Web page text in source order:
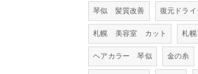
琴似 髪質改善 復元ドライ
札幌 美容室 カット 札
ヘアカラー 琴似 金の糸